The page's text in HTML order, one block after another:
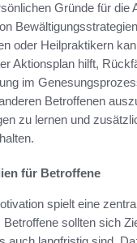
Gründe für die
oder Heilpraktikern
Aktionsplan hilft,
im
Betroffenen
zu lernen und
für Betroffene
spielt eine
sollten sich